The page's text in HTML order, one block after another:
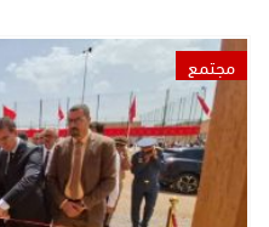
مجتمع